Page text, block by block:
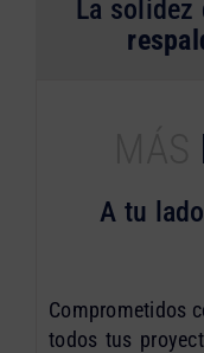
La
A tu
Comprometidos
todos tus